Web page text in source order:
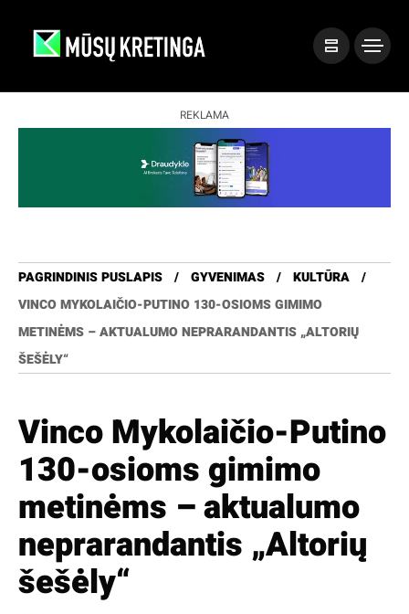
REKLAMA
PAGRINDINIS PUSLAPIS GYVENIMAS
KULTŪRA
VINCO MYKOLAIČIO-PUTINO 130-OSIOMS GIMIMO
METINĖMS – AKTUALUMO NEPRARANDANTIS „ALTORIŲ
ŠEŠĖLY“
Vinco Mykolaičio-Putino
130-osioms gimimo
metinėms – aktualumo
neprarandantis „Altorių
šešėly“